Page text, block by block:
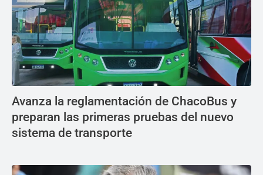
Avanza la reglamentación de ChacoBus y
preparan las primeras pruebas del nuevo
sistema de transporte